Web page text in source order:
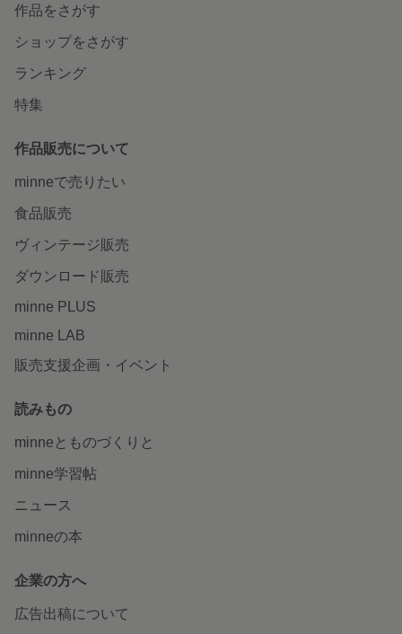
作品をさがす
ショップをさがす
ランキング
特集
作品販売について
minneで売りたい
食品販売
ヴィンテージ販売
ダウンロード販売
minne PLUS
minne LAB
販売支援企画・イベント
読みもの
minneとものづくりと
minne学習帖
ニュース
minneの本
企業の方へ
広告出稿について